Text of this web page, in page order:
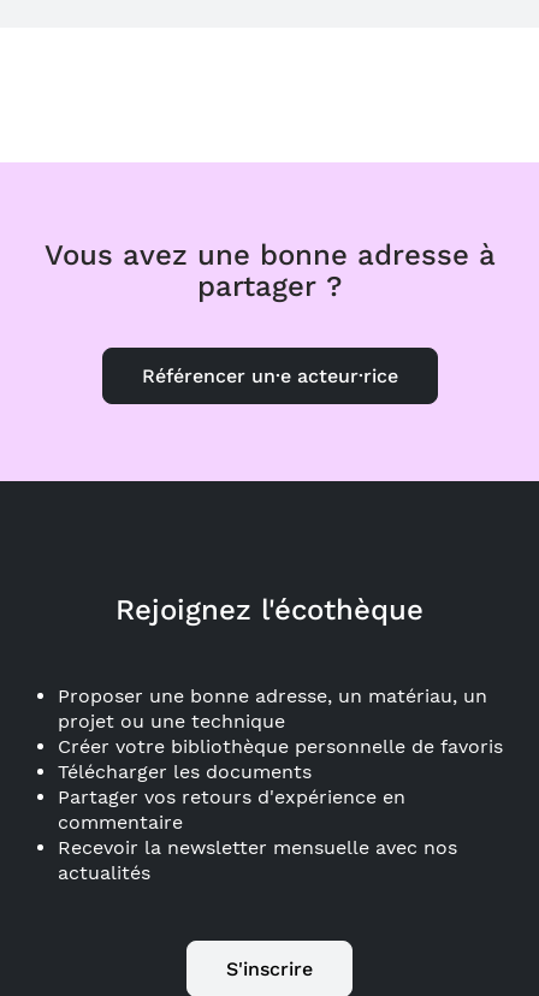
Vous avez une bonne adresse à
partager ?
Référencer un·e acteur·rice
Rejoignez l'écothèque
Proposer une bonne adresse, un matériau, un
projet ou une technique
Créer votre bibliothèque personnelle de favoris
Télécharger les documents
Partager vos retours d'expérience en
commentaire
Recevoir la newsletter mensuelle avec nos
actualités
S'inscrire